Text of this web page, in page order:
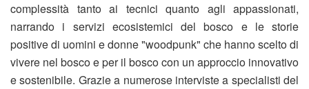
complessità tanto ai tecnici quanto agli appassionati,
narrando i servizi ecosistemici del bosco e le storie
positive di uomini e donne "woodpunk" che hanno scelto di
vivere nel bosco e per il bosco con un approccio innovativo
e sostenibile. Grazie a numerose interviste a specialisti del